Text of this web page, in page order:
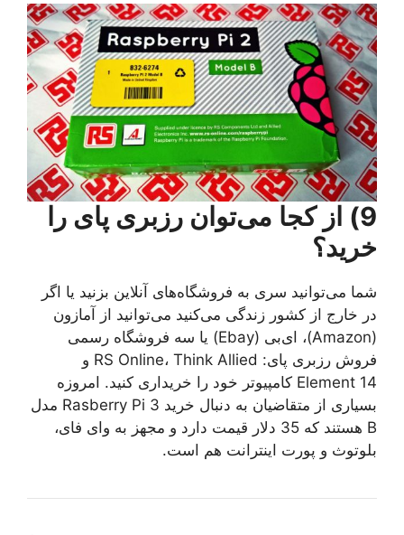
9) از کجا می‌توان رزبری پای را
خرید؟
شما می‌توانید سری به فروشگاه‌‌های آنلاین بزنید یا اگر
در خارج از کشور زندگی می‌کنید می‌توانید از آمازون
(Amazon)، ای‌بی (Ebay) یا سه فروشگاه رسمی
فروش رزبری پای: RS Online، Think Allied و
Element 14 کامپیوتر خود را خریداری کنید. امروزه
بسیاری از متقاضیان به دنبال خرید Rasberry Pi 3 مدل
B هستند که 35 دلار قیمت دارد و مجهز به وای فای،
بلوتوث و پورت اینترانت هم است.